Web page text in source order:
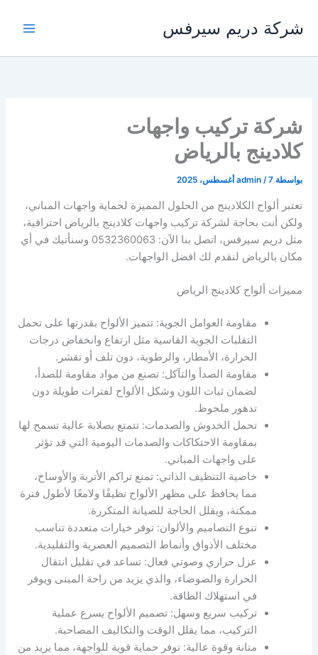
المحتوى
شركة دريم سيرفس
شركة تركيب واجهات
كلادينج بالرياض
بواسطة admin /7 أغسطس، 2025
تعتبر ألواح الكلادينج من الحلول المميزة لحماية واجهات المباني،
ولكن أنت بحاجة لشركة تركيب واجهات كلادينج بالرياض احترافية،
مثل دريم سيرفس، اتصل بنا الآن: ‎0532360063 وسنأتيك في أي
مكان بالرياض لنقدم لك افضل الواجهات.
مميزات ألواح كلادينج الرياض
مقاومة العوامل الجوية: تتميز الألواح بقدرتها على تحمل
التقلبات الجوية القاسية مثل ارتفاع وانخفاض درجات
الحرارة، الأمطار، والرطوبة، دون تلف أو تقشر.
مقاومة الصدأ والتآكل: تصنع من مواد مقاومة للصدأ،
لضمان ثبات اللون وشكل الألواح لفترات طويلة دون
تدهور ملحوظ.
تحمل الخدوش والصدمات: تتمتع بصلابة عالية تسمح لها
بمقاومة الاحتكاكات والصدمات اليومية التي قد تؤثر
على واجهات المباني.
خاصية التنظيف الذاتي: تمنع تراكم الأتربة والأوساخ،
مما يحافظ على مظهر الألواح نظيفًا ولامعًا لأطول فترة
ممكنة، ويقلل الحاجة للصيانة المتكررة.
تنوع التصاميم والألوان: توفر خيارات متعددة تناسب
مختلف الأذواق وأنماط التصميم العصرية والتقليدية.
عزل حراري وصوتي فعال: تساعد في تقليل انتقال
الحرارة والضوضاء، والذي يزيد من راحة المبنى ويوفر
في استهلاك الطاقة.
تركيب سريع وسهل: تصميم الألواح يسرع عملية
التركيب، مما يقلل الوقت والتكاليف المصاحبة.
متانة وقوة عالية: توفر حماية قوية للواجهة، مما يزيد من